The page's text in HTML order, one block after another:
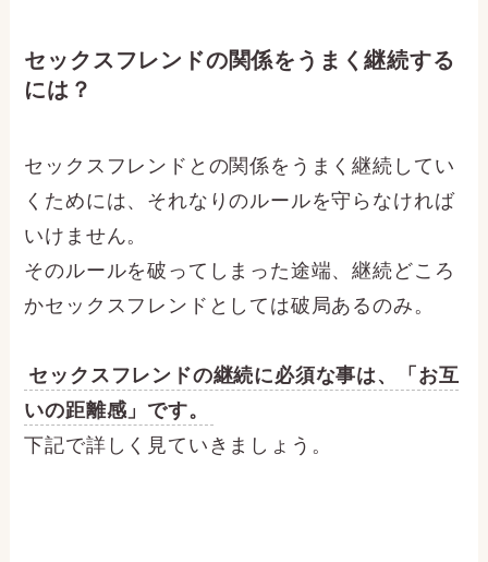
セックスフレンドの関係をうまく継続する
には？
セックスフレンドとの関係をうまく継続してい
くためには、それなりのルールを守らなければ
いけません。
そのルールを破ってしまった途端、継続どころ
かセックスフレンドとしては破局あるのみ。
セックスフレンドの継続に必須な事は、「お互
いの距離感」です。
下記で詳しく見ていきましょう。